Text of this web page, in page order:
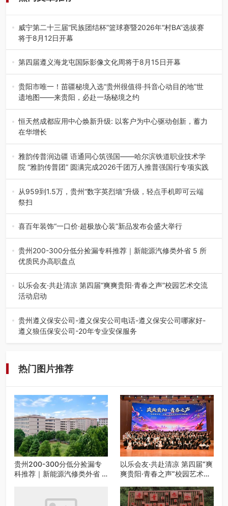
威宁第二十三届“民族团结杯”篮球赛暨2026年“村BA”选拔赛
将于8月12日开幕
8月7日，威宁彝族回族苗族自治县第二十三届“民族团结
杯”篮球赛暨2026年“村B…
第四届遵义海龙屯国际影像文化周将于8月15日开幕
8月7日，第四届遵义海龙屯国际影像文化周媒体通气会在世
界文化遗产地海龙屯核心景区…
贵阳市唯一！苗疆秘境入选“贵州很值得·抖音心动目的地”世
遗地图——来贵阳，必赴一场秘境之约
2026年7月21日，2026年“贵州很值得”暨抖音“心动目的
地”（贵州站）主题…
恒天然成都应用中心焕新升级: 以客户为中心驱动创新，蓄力
在华增长
融合全球研发实力与本土洞察，深化客户共创，赋能西南市
场创新发展 （7月27日，成…
雅韵传普润边疆 语通同心筑强国——哈尔滨铁道职业技术学
院 “雅韵传普团” 圆满完成2026千团万人推普强国行专项实践
为扎实推进2026“千团万人推普强国行”大学生暑期社会实
践，牢牢紧扣 “雅韵传普…
从959到1.5万，贵州“数字英烈墙”升级，轻点手机即可云端
祭扫
八一建军节到来之际，由贵州省退役军人事务厅指导，贵阳
市退役军人事务局联合贵州广电…
喜百年装饰“一口价·超极放心装”新品发布会盛大举行
2026年7月31日，喜百年装饰“一口价·超极放心装”新品发布
会在贵阳隆重举行。…
贵州200-300分低分捡漏专科推荐｜新能源汽修类外省 5 所
优质民办高职盘点
在贵州省高考志愿填报体系中，200至300分数段考生可选择
的省内工科、新能源汽车…
以乐会友·共赴清凉 第四届“爽爽贵阳·青春之声”校园艺术交流
活动启动
七月的贵阳，清风送爽，第四届“爽爽贵阳·青春之声”校园管
弦乐（合唱）艺术交流活动…
贵州遵义保安公司-遵义保安公司电话-遵义保安公司哪家好-
遵义狼伍保安公司-20年专业安保服务
热门图片推荐
贵州200-300分低分捡漏专
科推荐｜新能源汽修类外省 5
以乐会友·共赴清凉 第四届“爽
爽贵阳·青春之声”校园艺术交